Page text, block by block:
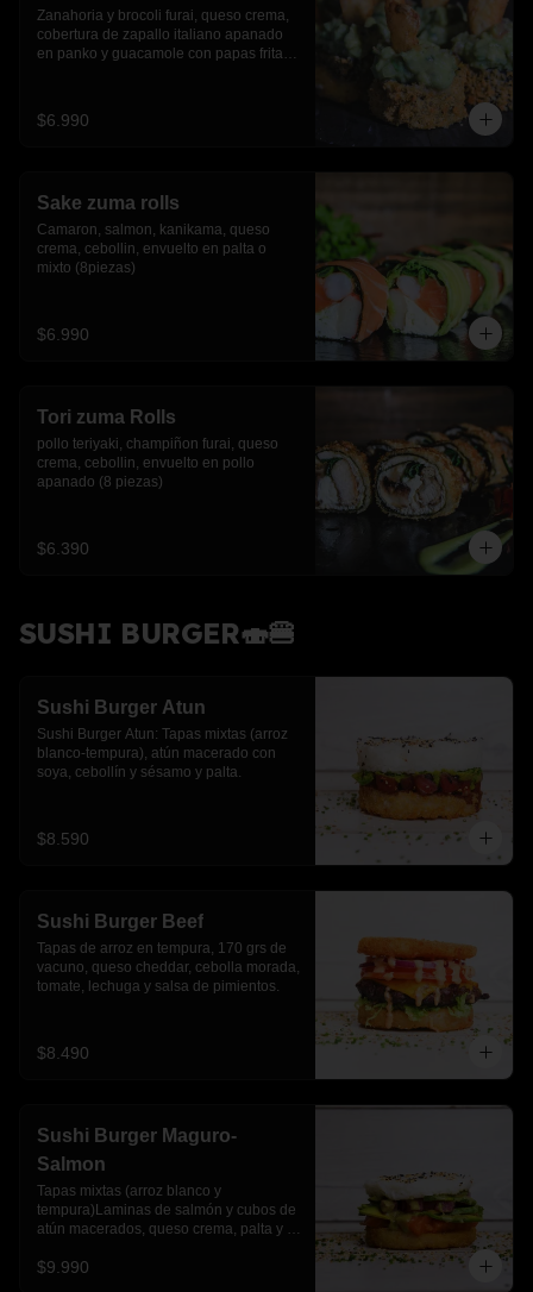
Zanahoria y brocoli furai, queso crema,
cobertura de zapallo italiano apanado
en panko y guacamole con papas fritas.
$6.990
Sake zuma rolls
Camaron, salmon, kanikama, queso
crema, cebollin, envuelto en palta o
mixto (8piezas)
$6.990
Tori zuma Rolls
pollo teriyaki, champiñon furai, queso
crema, cebollin, envuelto en pollo
apanado (8 piezas)
$6.390
SUSHI BURGER🍣🍔
Sushi Burger Atun
Sushi Burger Atun: Tapas mixtas (arroz
blanco-tempura), atún macerado con
soya, cebollín y sésamo y palta.
$8.590
Sushi Burger Beef
Tapas de arroz en tempura, 170 grs de
vacuno, queso cheddar, cebolla morada,
tomate, lechuga y salsa de pimientos.
$8.490
Sushi Burger Maguro-
Salmon
Tapas mixtas (arroz blanco y
tempura)Laminas de salmón y cubos de
atún macerados, queso crema, palta y
$9.990